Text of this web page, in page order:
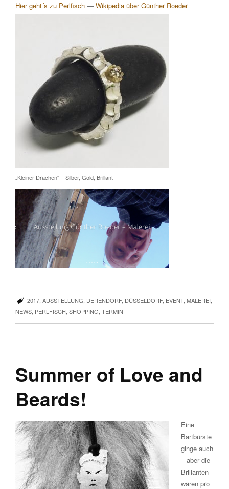
Hier geht´s zu Perlfisch — Wikipedia über Günther Roeder
„Kleiner Drachen“ – Silber, Gold, Brillant
2017, AUSSTELLUNG DERENDORF, DÜSSELDORF, EVENT, MALEREI
NEWS PERLFISCH SHOPPING TERMIN
Summer of Love and
Beards!
Eine
Bartbürste
ginge auch
– aber die
Brillanten
wären pro